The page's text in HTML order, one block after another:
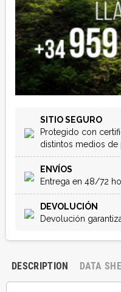
SITIO SEGURO
Protegido con
distintos medios de
ENVÍOS
Entrega en 48/72
DEVOLUCIÓN
Devolución
DESCRIPTION DATA